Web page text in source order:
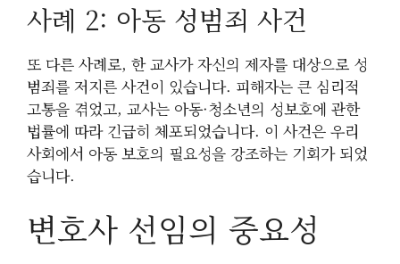
사례 2: 아동 성범죄 사건
또 다른 사례로, 한 교사가 자신의 제자를 대상으로 성
범죄를 저지른 사건이 있습니다. 피해자는 큰 심리적
고통을 겪었고, 교사는 아동·청소년의 성보호에 관한
법률에 따라 긴급히 체포되었습니다. 이 사건은 우리
사회에서 아동 보호의 필요성을 강조하는 기회가 되었
습니다.
변호사 선임의 중요성